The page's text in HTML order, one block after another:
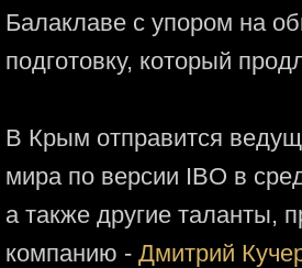
Балаклаве с упором на
подготовку, который
В Крым отправится
мира по версии IBO в
а также другие таланты,
компанию - Дмитрий